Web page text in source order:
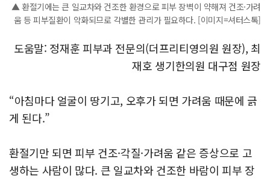
▲ 환절기에는 큰 일교차와 건조한 환경으로 피부 장벽이 약해져 건조·가려
움 등 피부질환이 악화되므로 각별한 관리가 필요하다. [이미지=셔터스톡]
도움말: 정재훈 피부과 전문의(더프리티영의원 원장), 최
재호 생기한의원 대구점 원장
“아침마다 얼굴이 땅기고, 오후가 되면 가려움 때문에 긁
게 된다.”
환절기만 되면 피부 건조·각질·가려움 같은 증상으로 고
생하는 사람이 많다. 큰 일교차와 건조한 바람이 피부 장